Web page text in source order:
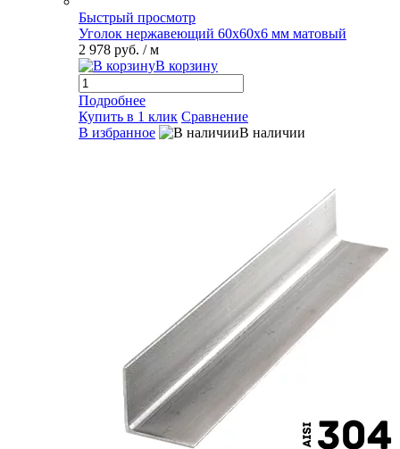
Быстрый просмотр
Уголок нержавеющий 60х60х6 мм матовый
2 978 руб. / м
В корзину
Подробнее
Купить в 1 клик Сравнение
В избранное
В наличии